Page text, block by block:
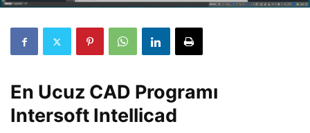
En Ucuz CAD Programı
Intersoft Intellicad